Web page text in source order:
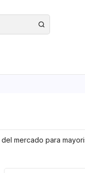
mercado para